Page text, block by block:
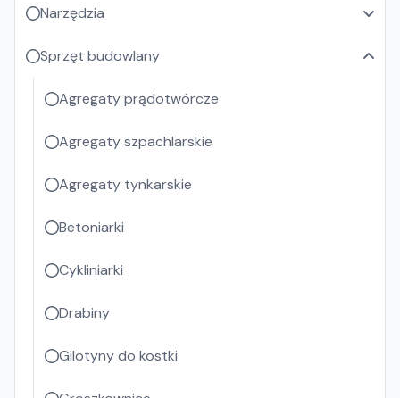
Narzędzia
Sprzęt budowlany
Agregaty prądotwórcze
Agregaty szpachlarskie
Agregaty tynkarskie
Betoniarki
Cykliniarki
Drabiny
Gilotyny do kostki